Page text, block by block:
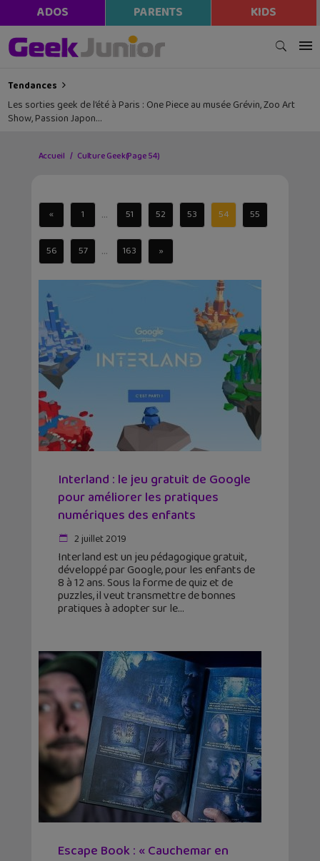
ADOS PARENTS KIDS
Tendances
Les sorties geek de l’été à Paris : One Piece au musée Grévin, Zoo Art
Show, Passion Japon…
Accueil Culture Geek(Page 54)
« 1 ... 51 52 53 54 55
56 57 ... 163 »
Interland : le jeu gratuit de Google
pour améliorer les pratiques
numériques des enfants
2 juillet 2019
Interland est un jeu pédagogique gratuit,
développé par Google, pour les enfants de
8 à 12 ans. Sous la forme de quiz et de
puzzles, il veut transmettre de bonnes
pratiques à adopter sur le
Escape Book : « Cauchemar en